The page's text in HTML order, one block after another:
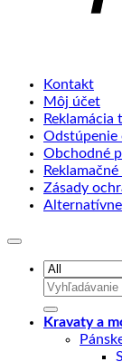
Kontakt
Môj účet
Reklamácia
Odstúpenie
Obchodné
Zásady
Hľadať:
Kravaty a